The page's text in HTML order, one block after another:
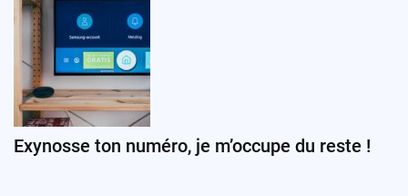
Exynosse ton numéro, je m’occupe du reste !